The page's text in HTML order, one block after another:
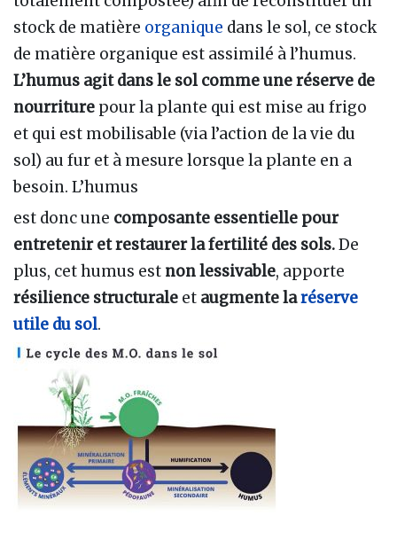
stock de matière organique dans le sol, ce stock
de matière organique est assimilé à l’humus.
L’humus agit dans le sol comme une réserve de
nourriture pour la plante qui est mise au frigo
et qui est mobilisable (via l’action de la vie du
sol) au fur et à mesure lorsque la plante en a
besoin. L’humus
est donc une composante essentielle pour
entretenir et restaurer la fertilité des sols.De
plus, cet humus est non lessivable, apporte
résilience structurale et augmente laréserve
utile du sol.